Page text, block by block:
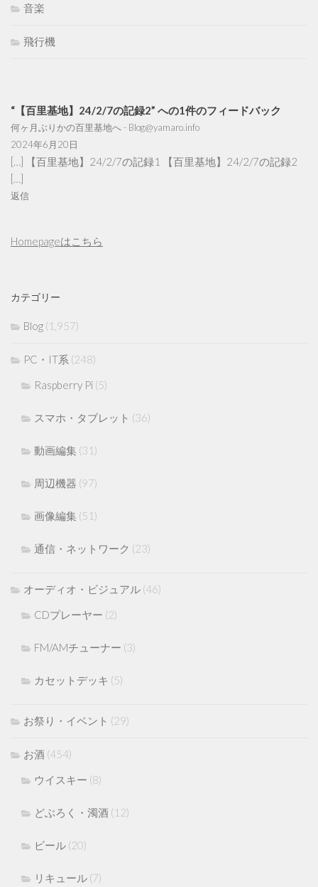
音楽
飛行機
“【百里基地】24/2/7の記録2” への1件のフィードバック
何ヶ月ぶりかの百里基地へ - Blog@yamaro.info
2024年6月20日
[…] 【百里基地】24/2/7の記録1 【百里基地】24/2/7の記録2
[…]
返信
Homepageはこちら
カテゴリー
Blog (1,957)
PC・IT系 (248)
Raspberry Pi (5)
スマホ・タブレット (36)
動画編集 (31)
周辺機器 (97)
画像編集 (51)
通信・ネットワーク (23)
オーディオ・ビジュアル (46)
CDプレーヤー (2)
FM/AMチューナー (3)
カセットデッキ (5)
お祭り・イベント (29)
お酒 (454)
ウイスキー (8)
どぶろく・濁酒 (12)
ビール (20)
リキュール (7)